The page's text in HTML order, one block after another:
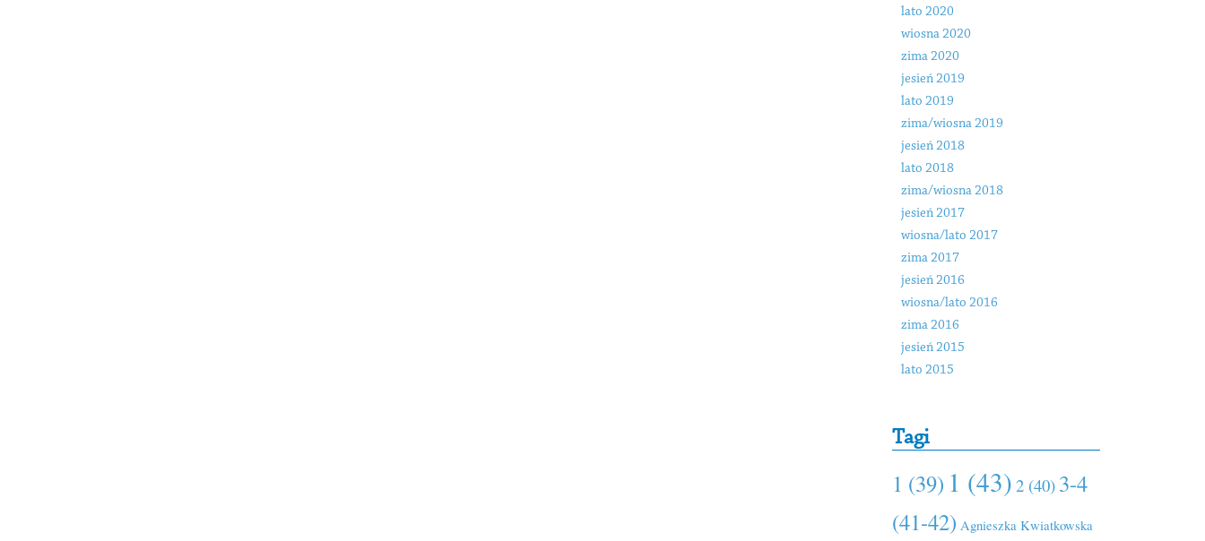
lato 2020
wiosna 2020
zima 2020
jesień 2019
lato 2019
zima/wiosna 2019
jesień 2018
lato 2018
zima/wiosna 2018
jesień 2017
wiosna/lato 2017
zima 2017
jesień 2016
wiosna/lato 2016
zima 2016
jesień 2015
lato 2015
Tagi
1 (39) 1 (43) 2 (40) 3-4
(41-42) Agnieszka Kwiatkowska